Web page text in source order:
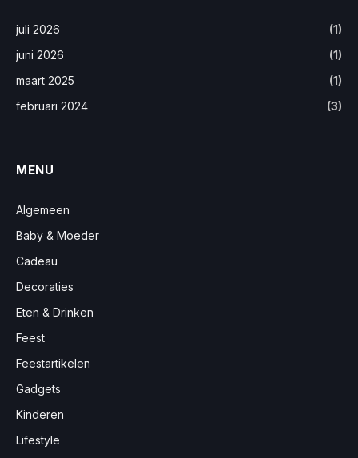
juli 2026
(1)
juni 2026
(1)
maart 2025
(1)
februari 2024
(3)
MENU
Algemeen
Baby & Moeder
Cadeau
Decoraties
Eten & Drinken
Feest
Feestartikelen
Gadgets
Kinderen
Lifestyle